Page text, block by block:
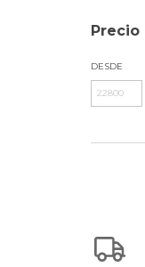
Precio
DESDE